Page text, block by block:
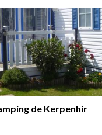
de Kerpenhir